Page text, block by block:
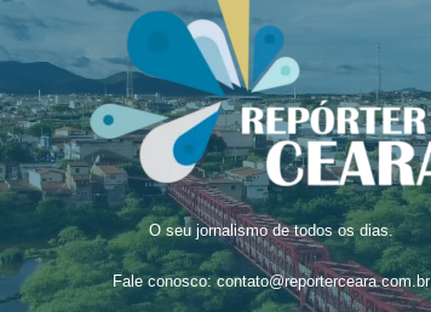
O seu jornalismo de todos os dias.
Fale conosco:contato@reporterceara.com.br